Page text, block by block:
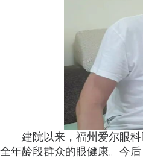
建院以来，福州爱尔眼
全年龄段群众的眼健康。今